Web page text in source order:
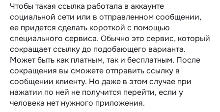
Чтобы такая ссылка работала в аккаунте
социальной сети или в отправленном сообщении,
ее придется сделать короткой с помощью
специального сервиса. Обычно это сервис, который
сокращает ссылку до подобающего варианта.
Может быть как платным, так и бесплатным. После
сокращения вы сможете отправить ссылку в
сообщении клиенту. Но даже в этом случае при
нажатии по ней не получится перейти, если у
человека нет нужного приложения.